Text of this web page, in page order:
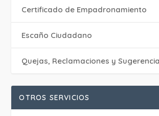
Certificado de Empadronamiento
Escaño Ciudadano
Quejas, Reclamaciones y
OTROS SERVICIOS